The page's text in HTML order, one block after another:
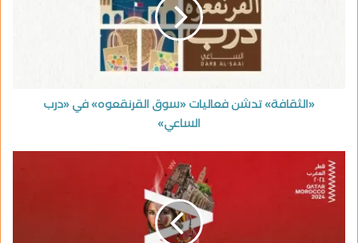
«الثقافة» تدشن فعاليات «سوق القرنقعوه» في «درب
الساعي»